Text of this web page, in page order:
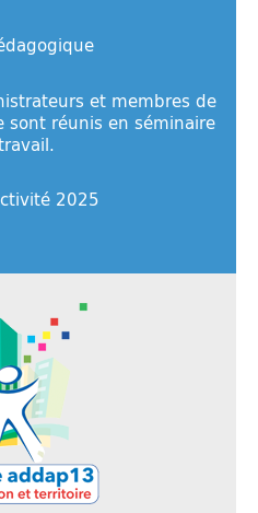
et membres de
sont réunis en séminaire
2025